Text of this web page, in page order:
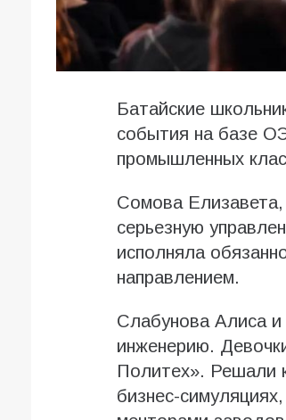
Батайские
события на базе
промышленных
Сомова
серьезную
исполняла
направлением.
Слабунова Алиса
инженерию.
Политех». Решали
бизнес-